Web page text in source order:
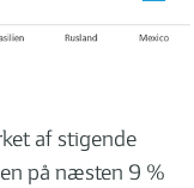
af stigende
på næsten 9 %